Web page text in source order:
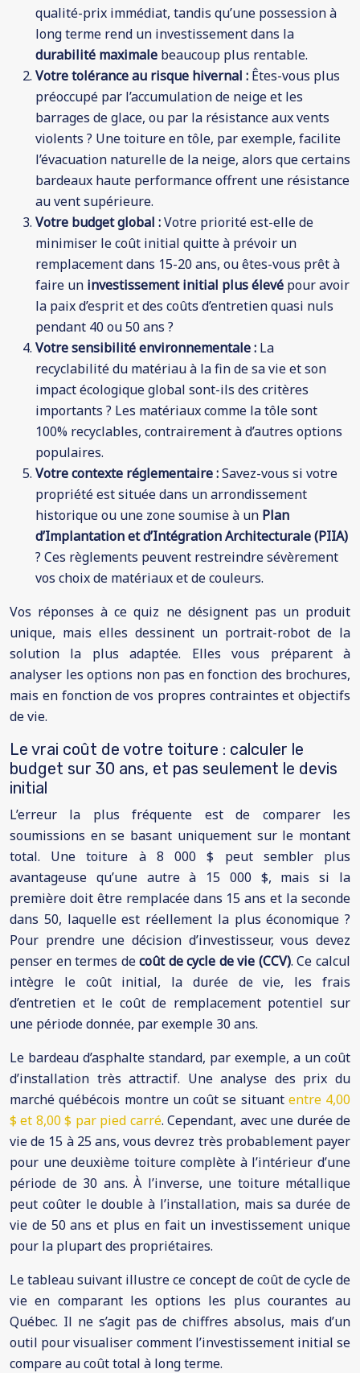
qualité-prix immédiat, tandis qu’une possession à
long terme rend un investissement dans la
durabilité maximale beaucoup plus rentable.
Votre tolérance au risque hivernal : Êtes-vous plus
préoccupé par l’accumulation de neige et les
barrages de glace, ou par la résistance aux vents
violents ? Une toiture en tôle, par exemple, facilite
l’évacuation naturelle de la neige, alors que certains
bardeaux haute performance offrent une résistance
au vent supérieure.
Votre budget global :Votre priorité est-elle de
minimiser le coût initial quitte à prévoir un
remplacement dans 15-20 ans, ou êtes-vous prêt à
faire un investissement initial plus élevé pour avoir
la paix d’esprit et des coûts d’entretien quasi nuls
pendant 40 ou 50 ans ?
Votre sensibilité environnementale : La
recyclabilité du matériau à la fin de sa vie et son
impact écologique global sont-ils des critères
importants ? Les matériaux comme la tôle sont
100% recyclables, contrairement à d’autres options
populaires.
Votre contexte réglementaire :Savez-vous si votre
propriété est située dans un arrondissement
historique ou une zone soumise à un Plan
d’Implantation et d’Intégration Architecturale (PIIA)
? Ces règlements peuvent restreindre sévèrement
vos choix de matériaux et de couleurs.
Vos réponses à ce quiz ne désignent pas un produit
unique, mais elles dessinent un portrait-robot de la
solution la plus adaptée. Elles vous préparent à
analyser les options non pas en fonction des brochures,
mais en fonction de vos propres contraintes et objectifs
de vie.
Le vrai coût de votre toiture : calculer le
budget sur 30 ans, et pas seulement le devis
initial
L’erreur la plus fréquente est de comparer les
soumissions en se basant uniquement sur le montant
total. Une toiture à 8 000 $ peut sembler plus
avantageuse qu’une autre à 15 000 $, mais si la
première doit être remplacée dans 15 ans et la seconde
dans 50, laquelle est réellement la plus économique ?
Pour prendre une décision d’investisseur, vous devez
penser en termes decoût de cycle de vie (CCV). Ce calcul
intègre le coût initial, la durée de vie, les frais
d’entretien et le coût de remplacement potentiel sur
une période donnée, par exemple 30 ans.
Le bardeau d’asphalte standard, par exemple, a un coût
d’installation très attractif. Une analyse des prix du
marché québécois montre un coût se situant entre 4,00
$ et 8,00 $ par pied carré. Cependant, avec une durée de
vie de 15 à 25 ans, vous devrez très probablement payer
pour une deuxième toiture complète à l’intérieur d’une
période de 30 ans. À l’inverse, une toiture métallique
peut coûter le double à l’installation, mais sa durée de
vie de 50 ans et plus en fait un investissement unique
pour la plupart des propriétaires.
Le tableau suivant illustre ce concept de coût de cycle de
vie en comparant les options les plus courantes au
Québec. Il ne s’agit pas de chiffres absolus, mais d’un
outil pour visualiser comment l’investissement initial se
compare au coût total à long terme.